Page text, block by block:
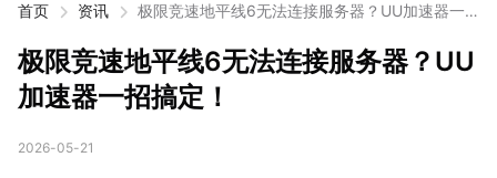
首页 资讯
极限竞速地平线6无法连接服务器？UU加速器一
极限竞速地平线6无法连接服务器？UU
加速器一招搞定！
2026-05-21